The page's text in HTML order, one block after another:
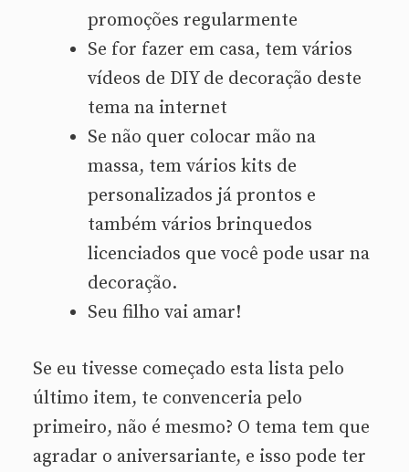
promoções regularmente
Se for fazer em casa, tem vários
vídeos de DIY de decoração deste
tema na internet
Se não quer colocar mão na
massa, tem vários kits de
personalizados já prontos e
também vários brinquedos
licenciados que você pode usar na
decoração.
Seu filho vai amar!
Se eu tivesse começado esta lista pelo
último item, te convenceria pelo
primeiro, não é mesmo? O tema tem que
agradar o aniversariante, e isso pode ter